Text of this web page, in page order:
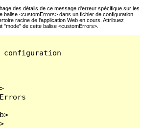
des détails de ce message d'erreur spécifique sur les
balise <customErrors> dans un fichier de configuration
racine de l'application Web en cours. Attribuez
"mode" de cette balise <customErrors>.